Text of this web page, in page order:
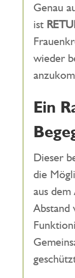
Genau
ist
wieder
Ein
Dieser
die
aus dem
Abstand